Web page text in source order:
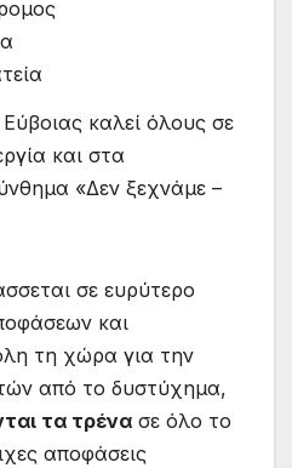
καλεί όλους σε
και στα
«Δεν ξεχνάμε –
σε ευρύτερο
και
τη χώρα για την
από το δυστύχημα,
τα τρένα σε όλο το
αποφάσεις